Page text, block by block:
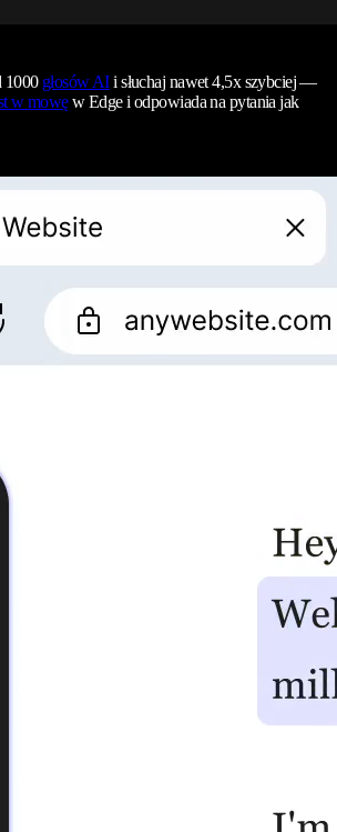
1000 głosów AIi słuchaj nawet 4,5x szybciej —
w mowęw Edge i odpowiada na pytania jak